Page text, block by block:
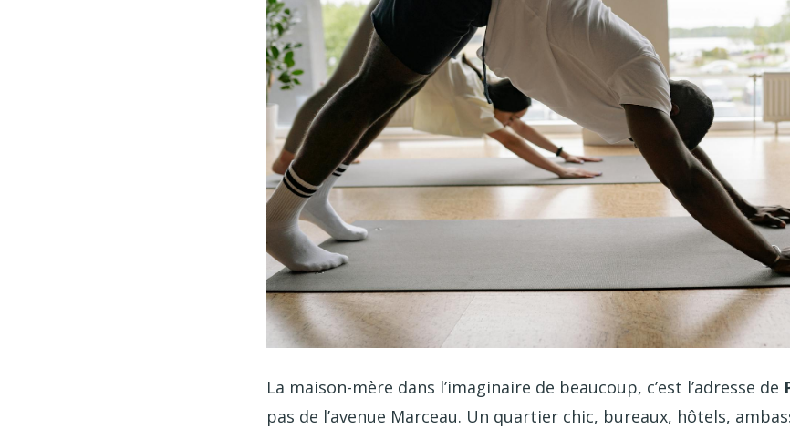
La maison-mère dans l’imaginaire de beaucoup, c’est l’adresse de
pas de l’avenue Marceau. Un quartier chic, bureaux, hôtels,